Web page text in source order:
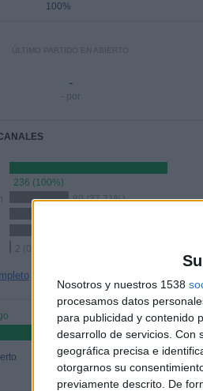
Nosotros y nuestros 1538
procesamos datos
para publicidad y contenido
desarrollo de servicios. Con
geográfica precisa e
otorgarnos su
previamente descrito. De
100%
ÚLTIMO PARTIDO EN ABIERTO
-
- por
236 (100%)
89 (37,71%)
2 (0,85%)
100%